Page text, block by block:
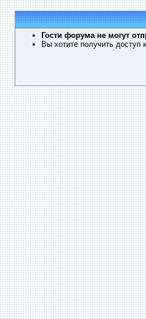
Гости форума не могут
Вы хотите получить доступ